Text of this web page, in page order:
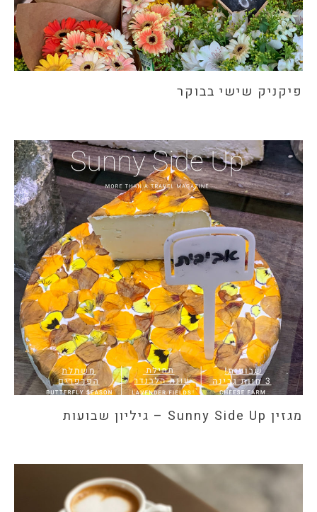
פיקניק שישי בבוקר
מגזין Sunny Side Up – גיליון שבועות